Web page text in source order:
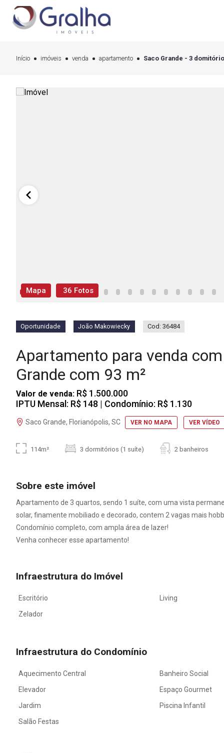
Início imóveis venda apartamento Saco Grande - 3
Mapa 36 Fotos
Oportunidade João Makowiecky Cod: 36484
Apartamento para venda
Grande com 93 m²
Valor de venda: R$ 1.500.000
IPTU Mensal: R$ 148 | Condomínio: R$ 1.130
Saco Grande, Florianópolis, SC VER NO MAPA VER VÍDEO
114m² 3 dormitórios (1 suíte) 2 banheiros
Sobre este imóvel
Apartamento de 3 quartos, sendo 1 suíte, com uma vista
solar, finamente mobiliado e decorado, contem 2 vagas mais
Condomínio completo, com ampla área de lazer!
Venha conhecer esse apartamento!
Infraestrutura do Imóvel
Escritório
Living
Zelador
Infraestrutura do Condomínio
Aquecimento Central
Banheiro Social
Elevador
Espaço Gourmet
Jardim
Piscina Infantil
Salão Festas